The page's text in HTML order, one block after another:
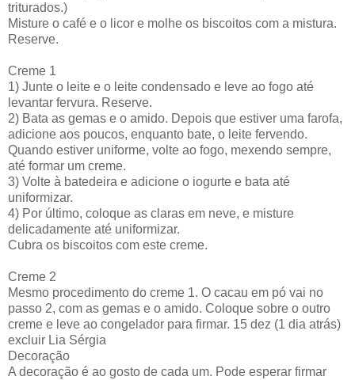
triturados.)
Misture o café e o licor e molhe os biscoitos com a mistura.
Reserve.
Creme 1
1) Junte o leite e o leite condensado e leve ao fogo até
levantar fervura. Reserve.
2) Bata as gemas e o amido. Depois que estiver uma farofa,
adicione aos poucos, enquanto bate, o leite fervendo.
Quando estiver uniforme, volte ao fogo, mexendo sempre,
até formar um creme.
3) Volte à batedeira e adicione o iogurte e bata até
uniformizar.
4) Por último, coloque as claras em neve, e misture
delicadamente até uniformizar.
Cubra os biscoitos com este creme.
Creme 2
Mesmo procedimento do creme 1. O cacau em pó vai no
passo 2, com as gemas e o amido. Coloque sobre o outro
creme e leve ao congelador para firmar. 15 dez (1 dia atrás)
excluir Lia Sérgia
Decoração
A decoração é ao gosto de cada um. Pode esperar firmar